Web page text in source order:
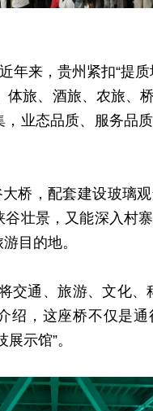
来，贵州紧扣“提质
体旅、酒旅、农旅、
业态品质、服务品
，配套建设玻璃观
壮景，又能深入村
目的地。
通、旅游、文化、
绍，这座桥不仅是
示馆”。